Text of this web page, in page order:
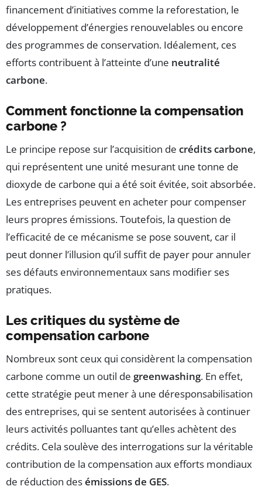
financement d’initiatives comme la reforestation, le
développement d’énergies renouvelables ou encore
des programmes de conservation. Idéalement, ces
efforts contribuent à l’atteinte d’une neutralité
carbone.
Comment fonctionne la compensation
carbone ?
Le principe repose sur l’acquisition de crédits carbone,
qui représentent une unité mesurant une tonne de
dioxyde de carbone qui a été soit évitée, soit absorbée.
Les entreprises peuvent en acheter pour compenser
leurs propres émissions. Toutefois, la question de
l’efficacité de ce mécanisme se pose souvent, car il
peut donner l’illusion qu’il suffit de payer pour annuler
ses défauts environnementaux sans modifier ses
pratiques.
Les critiques du système de
compensation carbone
Nombreux sont ceux qui considèrent la compensation
carbone comme un outil de greenwashing. En effet,
cette stratégie peut mener à une déresponsabilisation
des entreprises, qui se sentent autorisées à continuer
leurs activités polluantes tant qu’elles achètent des
crédits. Cela soulève des interrogations sur la véritable
contribution de la compensation aux efforts mondiaux
de réduction desémissions de GES.